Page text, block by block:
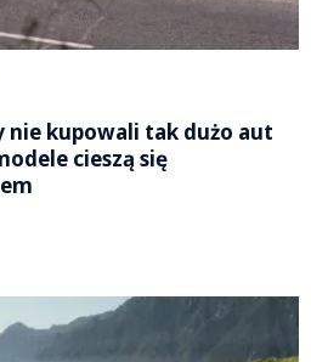
nie kupowali tak dużo aut
cieszą się